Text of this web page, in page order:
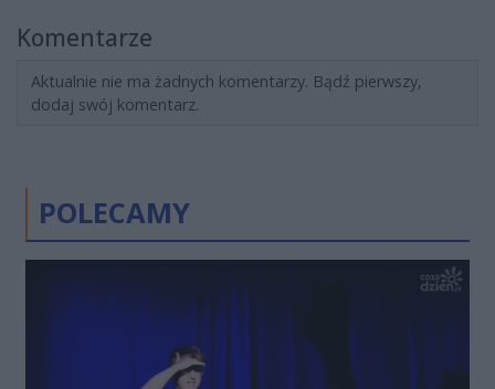
Komentarze
Aktualnie nie ma żadnych komentarzy. Bądź pierwszy,
dodaj swój komentarz.
POLECAMY